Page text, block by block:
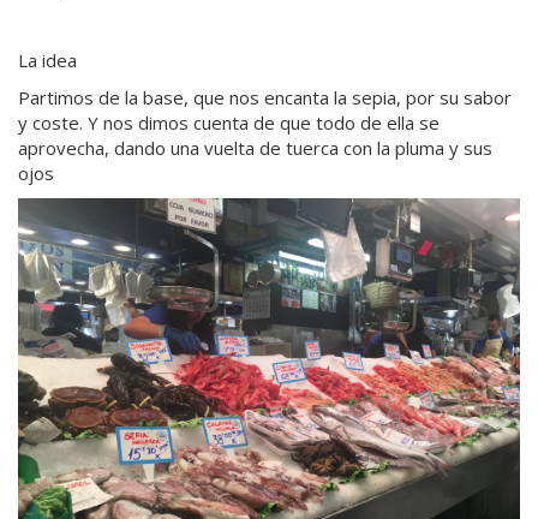
La idea
Partimos de la base, que nos encanta la sepia, por su sabor
y coste. Y nos dimos cuenta de que todo de ella se
aprovecha, dando una vuelta de tuerca con la pluma y sus
ojos